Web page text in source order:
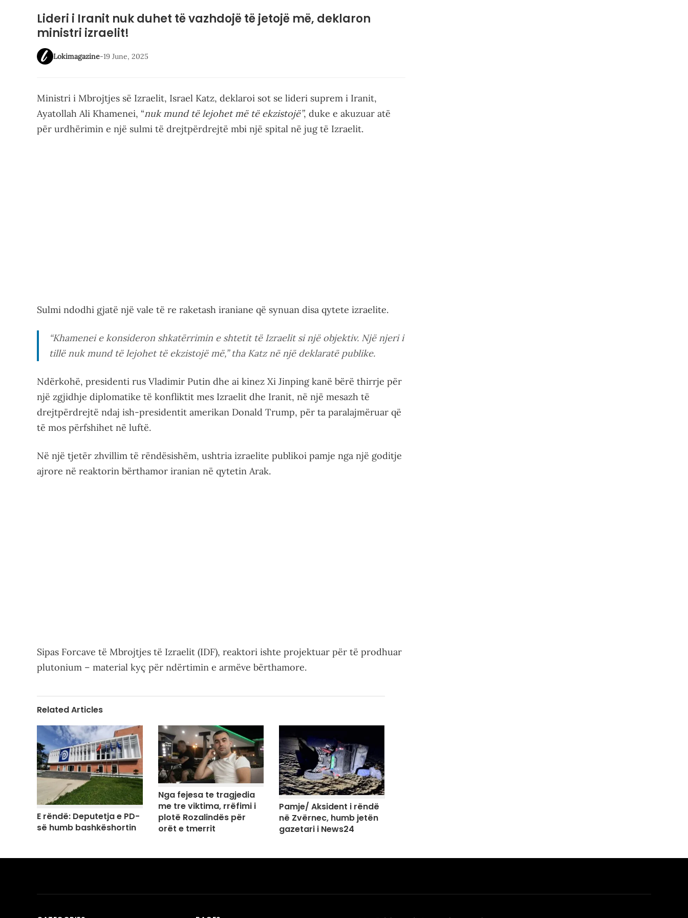
Lideri i Iranit nuk duhet të vazhdojë të jetojë më, deklaron
ministri izraelit!
Lokimagazine-19 June, 2025
Ministri i Mbrojtjes së Izraelit, Israel Katz, deklaroi sot se lideri suprem i Iranit,
Ayatollah Ali Khamenei, “nuk mund të lejohet më të ekzistojë”, duke e akuzuar atë
për urdhërimin e një sulmi të drejtpërdrejtë mbi një spital në jug të Izraelit.
Sulmi ndodhi gjatë një vale të re raketash iraniane që synuan disa qytete izraelite.
“Khamenei e konsideron shkatërrimin e shtetit të Izraelit si një objektiv. Një njeri i
tillë nuk mund të lejohet të ekzistojë më,” tha Katz në një deklaratë publike.
Ndërkohë, presidenti rus Vladimir Putin dhe ai kinez Xi Jinping kanë bërë thirrje për
një zgjidhje diplomatike të konfliktit mes Izraelit dhe Iranit, në një mesazh të
drejtpërdrejtë ndaj ish-presidentit amerikan Donald Trump, për ta paralajmëruar që
të mos përfshihet në luftë.
Në një tjetër zhvillim të rëndësishëm, ushtria izraelite publikoi pamje nga një goditje
ajrore në reaktorin bërthamor iranian në qytetin Arak.
Sipas Forcave të Mbrojtjes të Izraelit (IDF), reaktori ishte projektuar për të prodhuar
plutonium – material kyç për ndërtimin e armëve bërthamore.
Related Articles
E rëndë: Deputetja e PD-
së humb bashkëshortin
Nga fejesa te tragjedia
me tre viktima, rrëfimi i
plotë Rozalindës për
orët e tmerrit
Pamje/ Aksident i rëndë
në Zvërnec, humb jetën
gazetari i News24